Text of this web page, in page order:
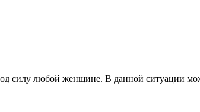
силу любой женщине. В данной ситуации